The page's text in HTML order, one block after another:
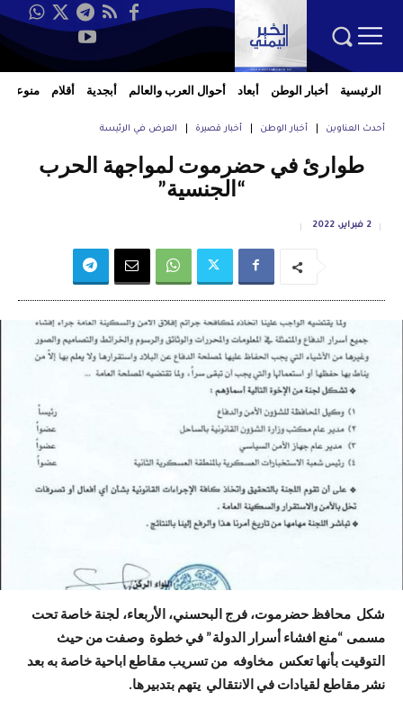
الرئيسية أخبار الوطن أبعاد أحوال العرب والعالم أبجدية أقلام منوعات
أحدث العناوين أخبار الوطن أخبار قصيرة العرض في الرئيسة
طوارئ في حضرموت لمواجهة الحرب
“الجنسية”
2 فبراير، 2022
شكل محافظ حضرموت، فرج البحسني، الأربعاء، لجنة خاصة تحت
مسمى “منع افشاء أسرار الدولة” في خطوة وصفت من حيث
التوقيت بأنها تعكس مخاوفه من تسريب مقاطع اباحية خاصة به بعد
نشر مقاطع لقيادات في الانتقالي يتهم بتدبيرها.